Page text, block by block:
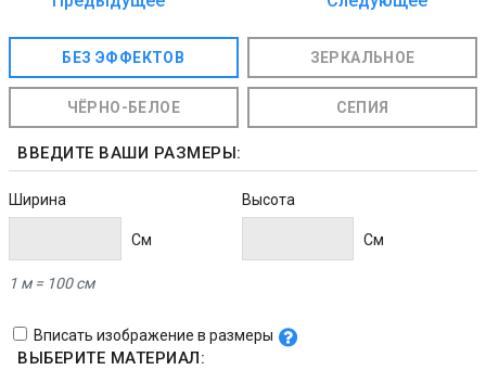
БЕЗ ЭФФЕКТОВ ЗЕРКАЛЬНОЕ
ЧЁРНО-БЕЛОЕ СЕПИЯ
ВВЕДИТЕ ВАШИ РАЗМЕРЫ:
Ширина
Cм
Высота
Cм
1 м = 100 см
Вписать изображение в размеры
ВЫБЕРИТЕ МАТЕРИАЛ: